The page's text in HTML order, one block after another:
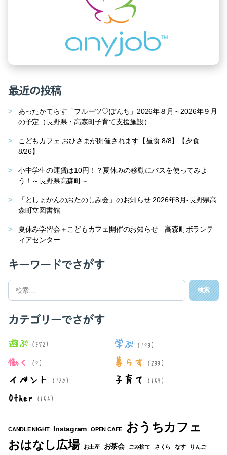
最近の投稿
あったかてらす「フルーツ♡ぽんち」2026年８月～2026年９月
の予定（長野県・高森町子育て支援施設）
こどもカフェ おひさまが開催されます【昼食 8/8】【夕食
8/26】
小中学生の運賃は10円！？夏休みの移動にバスを使ってみよ
う！～長野県高森町～
「としょかんのおたのしみ会」のお知らせ 2026年8月-長野県高
森町立図書館
夏休み学習会＋こどもカフェ開催のお知らせ 高森町ボランテ
ィアセンター
キーワードでさがす
検
対
象:
カテゴリーでさがす
遊ぶ (372) 学ぶ (193)
働く (9) 暮らす (233)
イベント (120) 子育て (157)
Other(156)
CANDLE NIGHT Instagram OPEN CAFE おうちカフェ
おはなし広場 お土産 お茶会 ごみ捨て さくら なす りんご